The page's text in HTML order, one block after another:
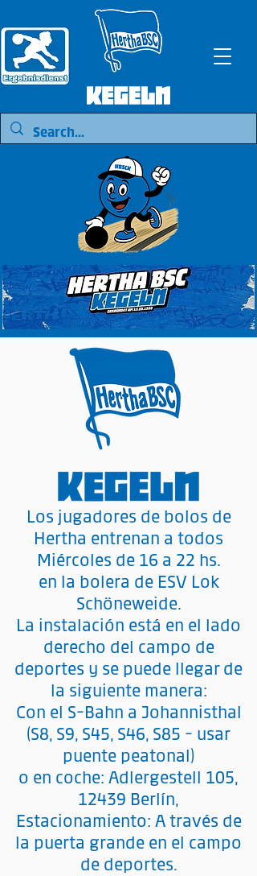
Los jugadores de bolos de
Hertha entrenan a todos
Miércoles de 16 a 22 hs.
en la bolera de ESV Lok
Schöneweide.
La instalación está en el lado
derecho del campo de
deportes y se puede llegar de
la siguiente manera:
Con el S-Bahn a Johannisthal
(S8, S9, S45, S46, S85 - usar
puente peatonal)
o en coche: Adlergestell 105,
12439 Berlín,
Estacionamiento: A través de
la puerta grande en el campo
de deportes.